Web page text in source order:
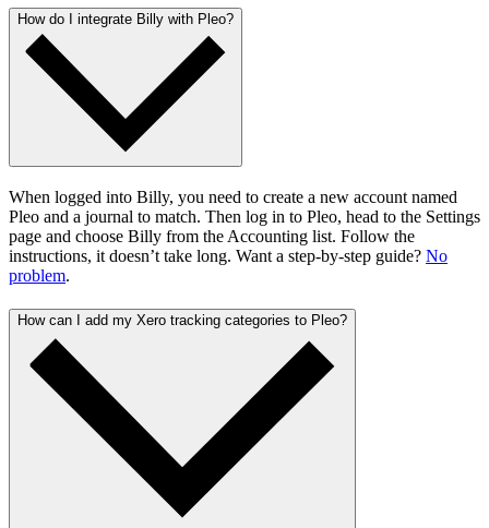
How do I integrate Billy with Pleo?
When logged into Billy, you need to create a new account named
Pleo and a journal to match. Then log in to Pleo, head to the Settings
page and choose Billy from the Accounting list. Follow the
instructions, it doesn’t take long. Want a step-by-step guide? No
problem.
How can I add my Xero tracking categories to Pleo?